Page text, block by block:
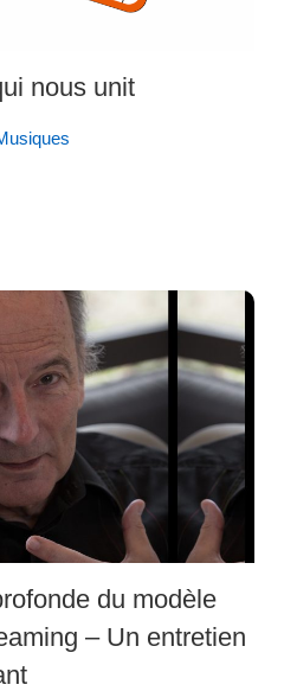
nous unit
du modèle
– Un entretien